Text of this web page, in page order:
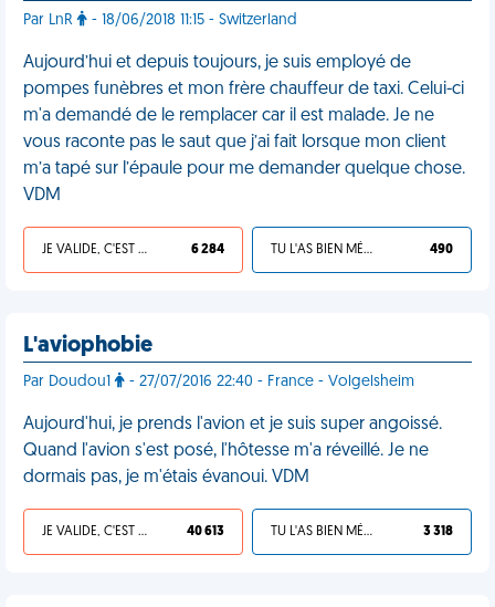
Par LnR - 18/06/2018 11:15 - Switzerland
Aujourd’hui et depuis toujours, je suis employé de
pompes funèbres et mon frère chauffeur de taxi. Celui-ci
m'a demandé de le remplacer car il est malade. Je ne
vous raconte pas le saut que j’ai fait lorsque mon client
m’a tapé sur l’épaule pour me demander quelque chose.
VDM
JE VALIDE, C'EST UNE VDM 6 284 TU L'AS BIEN MÉRITÉ 490
L'aviophobie
Par Doudou1 - 27/07/2016 22:40 - France - Volgelsheim
Aujourd'hui, je prends l'avion et je suis super angoissé.
Quand l'avion s'est posé, l'hôtesse m'a réveillé. Je ne
dormais pas, je m'étais évanoui. VDM
JE VALIDE, C'EST UNE VDM 40 613 TU L'AS BIEN MÉRITÉ 3 318